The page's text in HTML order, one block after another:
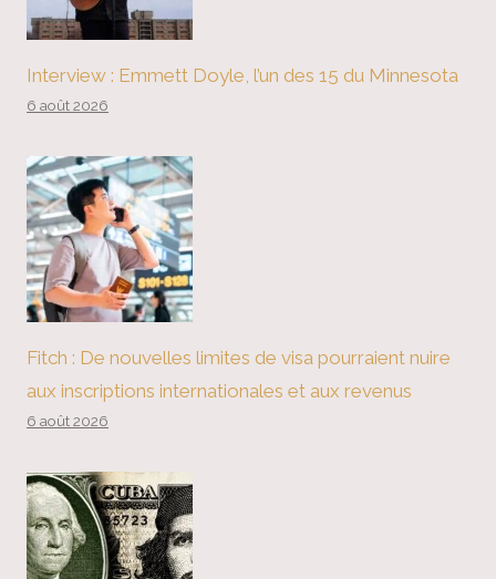
Interview : Emmett Doyle, l’un des 15 du Minnesota
6 août 2026
Fitch : De nouvelles limites de visa pourraient nuire
aux inscriptions internationales et aux revenus
6 août 2026